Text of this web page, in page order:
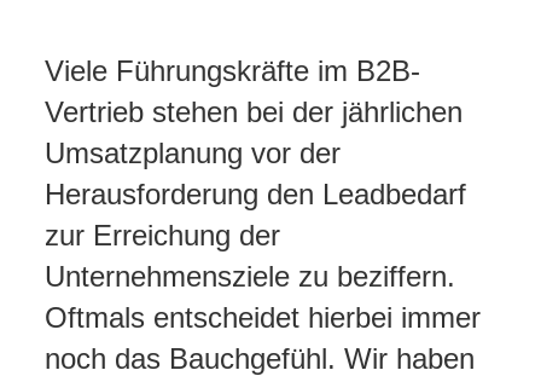
Viele Führungskräfte im B2B-
Vertrieb stehen bei der jährlichen
Umsatzplanung vor der
Herausforderung den Leadbedarf
zur Erreichung der
Unternehmensziele zu beziffern.
Oftmals entscheidet hierbei immer
noch das Bauchgefühl. Wir haben